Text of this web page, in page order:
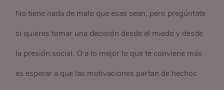
No tiene nada de malo que esas sean, pero pregúntate
si quieres tomar una decisión desde el miedo y desde
la presión social. O a lo mejor lo que te conviene más
es esperar a que las motivaciones partan de hechos